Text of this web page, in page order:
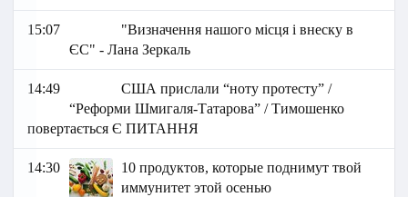
15:07
"Визначення нашого місця і внеску в
ЄС" - Лана Зеркаль
14:49
США прислали “ноту протесту” /
“Реформи Шмигаля-Татарова” / Тимошенко
повертається Є ПИТАННЯ
14:30
10 продуктов, которые поднимут твой
иммунитет этой осенью